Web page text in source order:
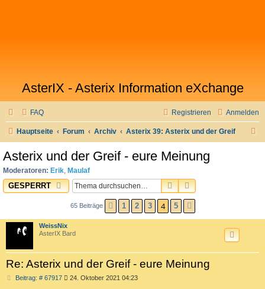
AsterIX - Asterix Information eXchange
FAQ Anmelden
Registrieren
Hauptseite Forum Archiv Asterix 39: Asterix und der Greif
Asterix und der Greif - eure Meinung
Moderatoren: Erik, Maulaf
GESPERRT SUCHEERWEITERTE
65 Beiträge VORHERIGE
1 2 3 4 5
WeissNix
AsterIX Bard
Re: Asterix und der Greif - eure Meinung
Beitrag: # 67917B 24. Oktober 2021 04:23